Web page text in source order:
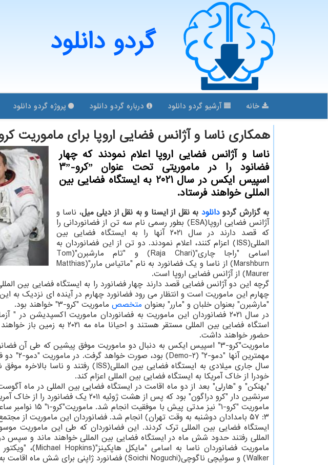
گردو دانلود
خانه آرشیو گردو دانلود درباره گردو دانلود پروژه گردو دانلود
همكاری ناسا و آژانس فضایی اروپا برای ماموریت
ناسا و آژانس فضایی اروپا اعلام نمودند که چهار
فضانود را در ماموریتی تحت عنوان ˮکرو-3ˮ
اسپیس ایکس در سال 2021 به ایستگاه فضایی بین
المللی خواهند فرستاد.
به گزارش گردودانلود به نقل از ایسنا و به نقل از دیلی میل، ناسا و
آژانس فضایی اروپا(ESA) بطور رسمی نام سه تن از فضانوردانی را
که قصد دارند در سال ۲۰۲۱ آنها را به ایستگاه فضایی بین
المللی(ISS) اعزام کنند، اعلام نمودند. دو تن از این فضانوردان به
اسامی "راجا چاری"(Raja Chari) و "تام مارشبرن"(Tom
Marshburn) از ناسا و یک فضانورد به نام "ماتیاس مارر"(Matthias
Maurer) از آژانس فضایی اروپا است.
گرچه این دو آژانس فضایی قصد دارند چهار فضانورد را به ایستگاه فضایی بین
چهارم این ماموریت است و انتظار می رود فضانورد چهارم در آینده ای نزدیک به
"مارشبرن" بعنوان خلبان و "مارر" بعنوان متخصص ماموریت "کرو-۳" خواهند بود.
استگاه فضایی بین المللی مستقر
حضور خواهند داشت.
ماموریت"کرو-۳" اسپیس ایکس به دنبال دو ماموریت موفق پیشین که طی آن
خودرا از خاک آمریکا به ایستگاه فضایی بین المللی اعزام کند.
سرنشین دار "کرو دراگون" بود که پس از هشت ژوئیه ۲۰۱۱ یک فضانورد را از خاک آمریکا به ایستگاه فضایی بین المللی برد.
Walker) و سوئیچی ناگوچی(Soichi Noguchi) فضانورد ژاپنی برای شش ماه اقامت به ایستگاه فضایی بین المللی اعزام شدند.